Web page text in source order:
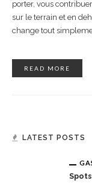
porter, vous
sur le terrain et en
change tout
READ MORE
LATEST POSTS